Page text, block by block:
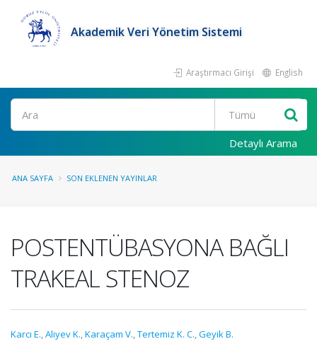
Akademik Veri Yönetim Sistemi
Araştırmacı Girişi English
Ara
Detaylı Arama
ANA SAYFA SON EKLENEN YAYINLAR
POSTENTÜBASYONA BAĞLI
TRAKEAL STENOZ
Karcı E.,Aliyev K.,Karaçam V.,Tertemiz K. C.,Geyik B.